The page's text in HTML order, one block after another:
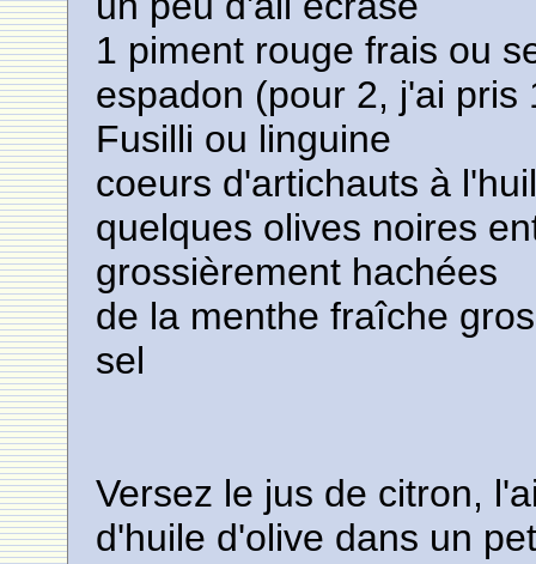
1 piment rouge frais ou
espadon (pour 2, j'ai pris
Fusilli ou linguine
coeurs d'artichauts à
quelques olives noires
grossièrement hachées
de la menthe fraîche
sel
Versez le jus de citron,
d'huile d'olive dans un